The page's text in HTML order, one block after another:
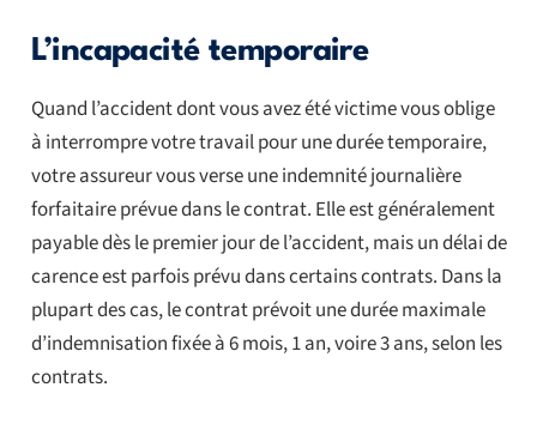
L’incapacité temporaire
Quand l’accident dont vous avez été victime vous oblige
à interrompre votre travail pour une durée temporaire,
votre assureur vous verse une indemnité journalière
forfaitaire prévue dans le contrat. Elle est généralement
payable dès le premier jour de l’accident, mais un délai de
carence est parfois prévu dans certains contrats. Dans la
plupart des cas, le contrat prévoit une durée maximale
d’indemnisation fixée à 6 mois, 1 an, voire 3 ans, selon les
contrats.